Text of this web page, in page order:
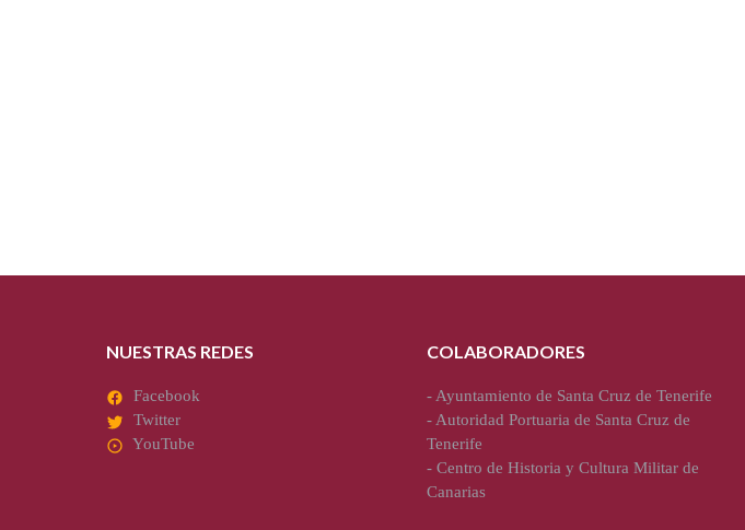
NUESTRAS REDES
Facebook
Twitter
YouTube
COLABORADORES
-Ayuntamiento de Santa Cruz de Tenerife
-Autoridad Portuaria de Santa Cruz de
Tenerife
- Centro de Historia y Cultura Militar de
Canarias